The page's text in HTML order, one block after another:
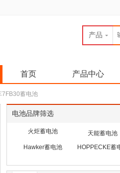
产品
首页 产品中心
7FB30蓄电池
电池品牌筛选
火炬蓄电池
天能蓄电池
Hawker蓄电池
HOPPECKE蓄